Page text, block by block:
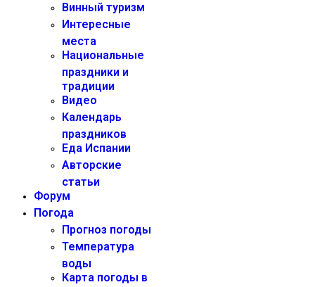
Винный туризм
Интересные
места
Национальные
праздники и
традиции
Видео
Календарь
праздников
Еда Испании
Авторские
статьи
Форум
Погода
Прогноз погоды
Температура
воды
Карта погоды в